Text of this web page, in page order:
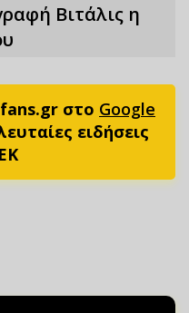
Βιτάλις η
στο Google
ειδήσεις